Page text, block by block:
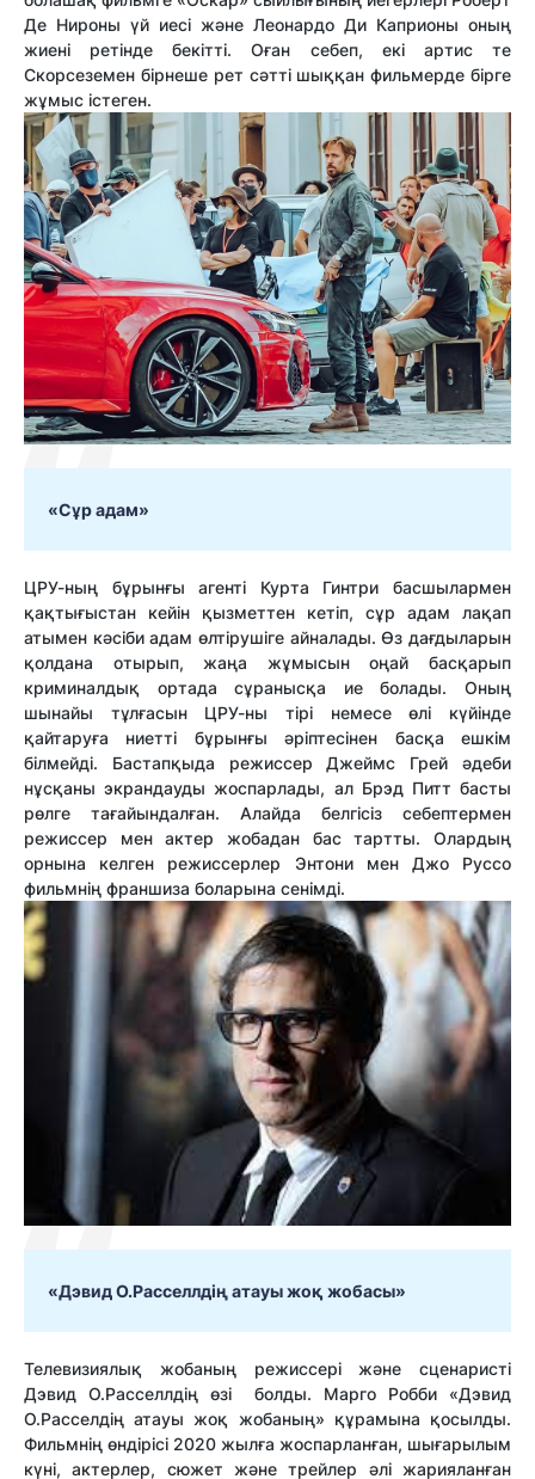
Де Нироны үй иесі және Леонардо Ди Каприоны оның
жиені ретінде бекітті. Оған себеп, екі артис те
Скорсеземен бірнеше рет сәтті шыққан фильмерде бірге
жұмыс істеген.
«Сұр адам»
ЦРУ-ның бұрынғы агенті Курта Гинтри басшылармен
қақтығыстан кейін қызметтен кетіп, сұр адам лақап
атымен кәсіби адам өлтірушіге айналады. Өз дағдыларын
қолдана отырып, жаңа жұмысын оңай басқарып
криминалдық ортада сұранысқа ие болады. Оның
шынайы тұлғасын ЦРУ-ны тірі немесе өлі күйінде
қайтаруға ниетті бұрынғы әріптесінен басқа ешкім
білмейді. Бастапқыда режиссер Джеймс Грей әдеби
нұсқаны экрандауды жоспарлады, ал Брэд Питт басты
рөлге тағайындалған. Алайда белгісіз себептермен
режиссер мен актер жобадан бас тартты. Олардың
орнына келген режиссерлер Энтони мен Джо Руссо
фильмнің франшиза боларына сенімді.
«Дэвид О.Расселлдің атауы жоқ жобасы»
Телевизиялық жобаның режиссері және сценаристі
Дэвид О.Расселлдің өзі болды. Марго Робби «Дэвид
О.Расселдің атауы жоқ жобаның» құрамына қосылды.
Фильмнің өндірісі 2020 жылға жоспарланған, шығарылым
күні, актерлер, сюжет және трейлер әлі жарияланған